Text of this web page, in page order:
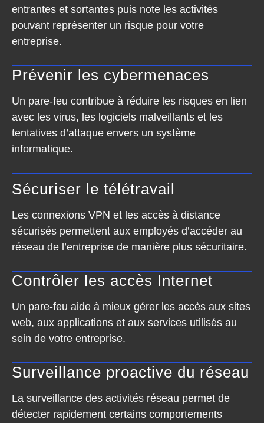
entrantes et sortantes puis note les activités
pouvant représenter un risque pour votre
entreprise.
Prévenir les cybermenaces
Un pare-feu contribue à réduire les risques en lien
avec les virus, les logiciels malveillants et les
tentatives d’attaque envers un système
informatique.
Sécuriser le télétravail
Les connexions VPN et les accès à distance
sécurisés permettent aux employés d’accéder au
réseau de l’entreprise de manière plus sécuritaire.
Contrôler les accès Internet
Un pare-feu aide à mieux gérer les accès aux sites
web, aux applications et aux services utilisés au
sein de votre entreprise.
Surveillance proactive du réseau
La surveillance des activités réseau permet de
détecter rapidement certains comportements